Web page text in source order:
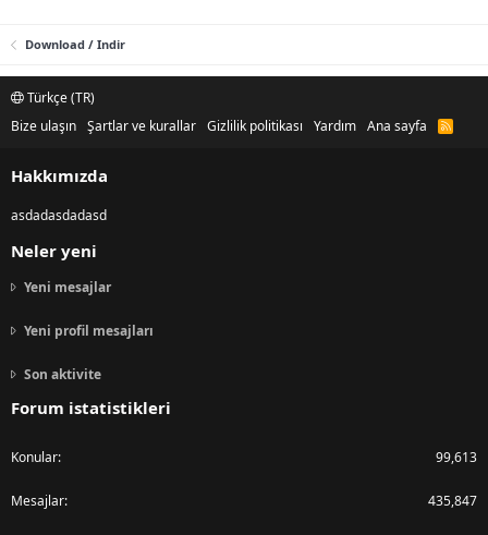
Download / Indir
Türkçe (TR)
Bize ulaşın Şartlar ve kurallar Gizlilik politikası Yardım Ana sayfa
R
Hakkımızda
asdadasdadasd
Neler yeni
Yeni mesajlar
Yeni profil mesajları
Son aktivite
Forum istatistikleri
Konular 99,613
Mesajlar 435,847